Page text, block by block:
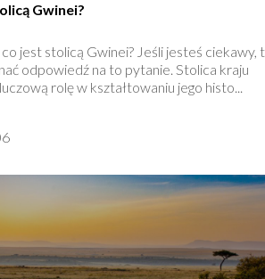
Gwinei?
co jest stolicą Gwinei? Jeśli jesteś ciekawy,
odpowiedź na to pytanie. Stolica kraju
rolę w kształtowaniu jego histo...